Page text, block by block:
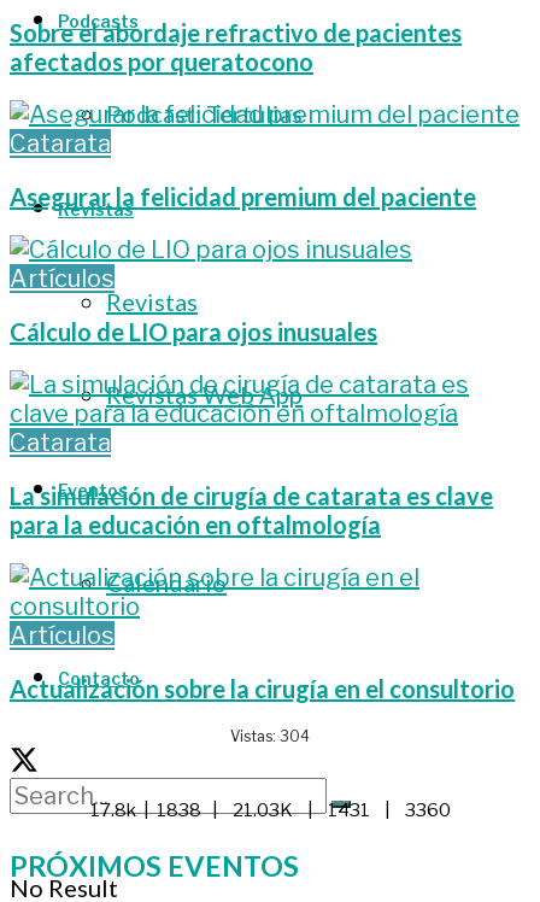
Podcasts
Podcast: Tertulias
Revistas
Revistas
Revistas Web App
Eventos
Calendario
Contacto
No Result
Sobre el abordaje refractivo de pacientes
afectados por queratocono
Catarata
Asegurar la felicidad premium del paciente
Artículos
Cálculo de LIO para ojos inusuales
Catarata
La simulación de cirugía de catarata es clave
para la educación en oftalmología
Artículos
Actualización sobre la cirugía en el consultorio
Vistas: 304
17.8k | 1838 | 21.03K | 1431 | 3360
PRÓXIMOS EVENTOS